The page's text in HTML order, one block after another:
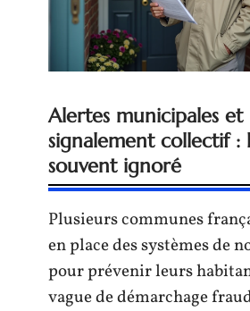
Alertes municipales et
signalement collectif :
souvent ignoré
Plusieurs communes
en place des systèmes de
pour prévenir leurs
vague de démarchage